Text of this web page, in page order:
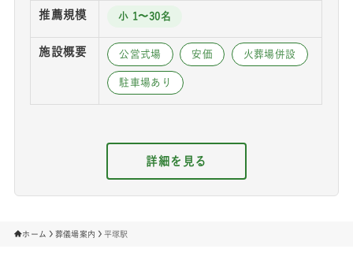
推薦規模 小 1〜30名
施設概要 公営式場 安価 火葬場併設
駐車場あり
詳細を見る
ホーム 葬儀場案内 平塚駅